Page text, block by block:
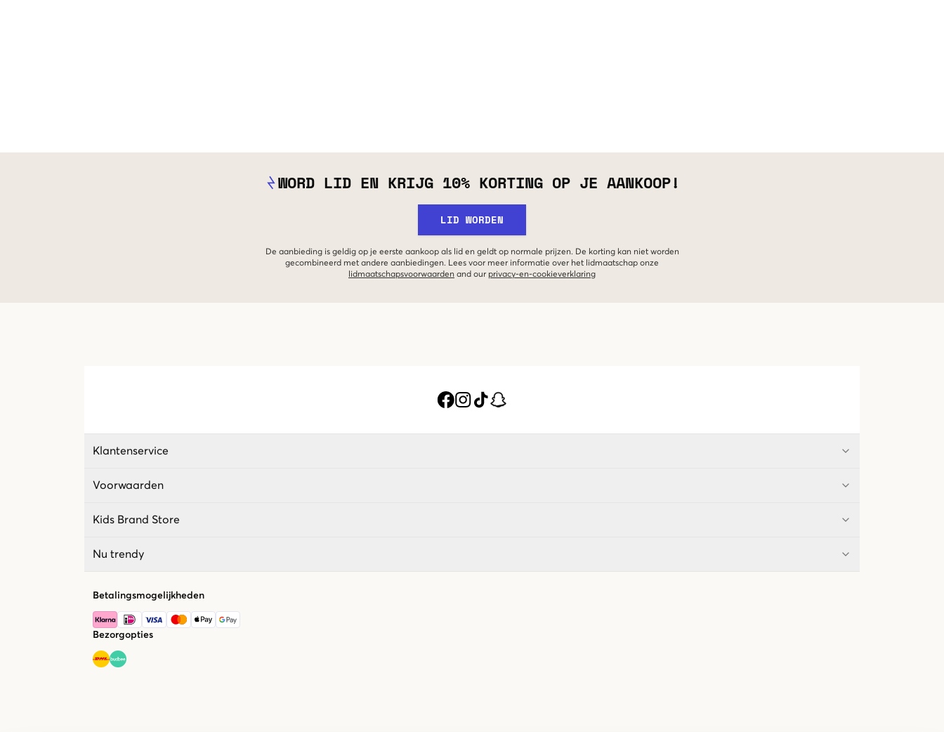
WORD LID EN KRIJG 10% KORTING OP JE AANKOOP!
LID WORDEN
De aanbieding is geldig op je eerste aankoop als lid en geldt op normale prijzen. De korting kan niet worden
gecombineerd met andere aanbiedingen. Lees voor meer informatie over het lidmaatschap onze
lidmaatschapsvoorwaarden and our privacy-en-cookieverklaring
Klantenservice
Voorwaarden
Kids Brand Store
Nu trendy
Betalingsmogelijkheden
Bezorgopties